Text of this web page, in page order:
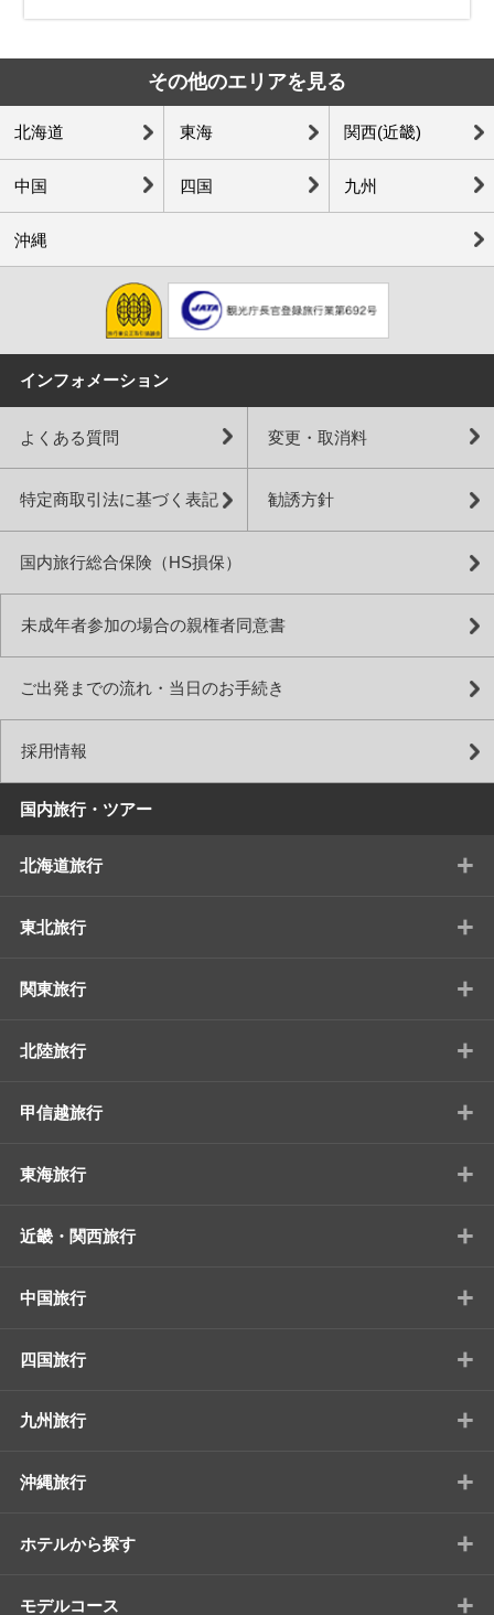
その他のエリアを見る
北海道 東海 関西(近畿)
中国 四国 九州
沖縄
インフォメーション
よくある質問 変更・取消料
特定商取引法に基づく表記 勧誘方針
国内旅行総合保険（HS損保）
未成年者参加の場合の親権者同意書
ご出発までの流れ・当日のお手続き
採用情報
国内旅行・ツアー
北海道旅行 +
東北旅行 +
関東旅行 +
北陸旅行 +
甲信越旅行 +
東海旅行 +
近畿・関西旅行 +
中国旅行 +
四国旅行 +
九州旅行 +
沖縄旅行 +
ホテルから探す +
モデルコース +